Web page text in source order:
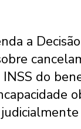
a
do
judicialmente